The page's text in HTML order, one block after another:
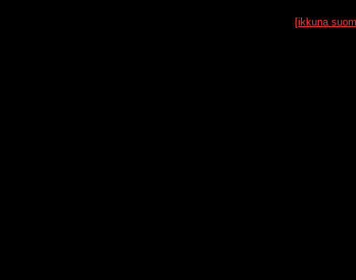
[ikkuna